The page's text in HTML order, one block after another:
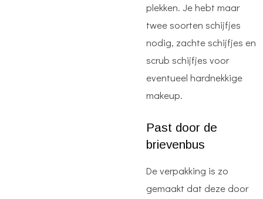
plekken. Je hebt maar
twee soorten schijfjes
nodig, zachte schijfjes en
scrub schijfjes voor
eventueel hardnekkige
makeup.
Past door de
brievenbus
De verpakking is zo
gemaakt dat deze door